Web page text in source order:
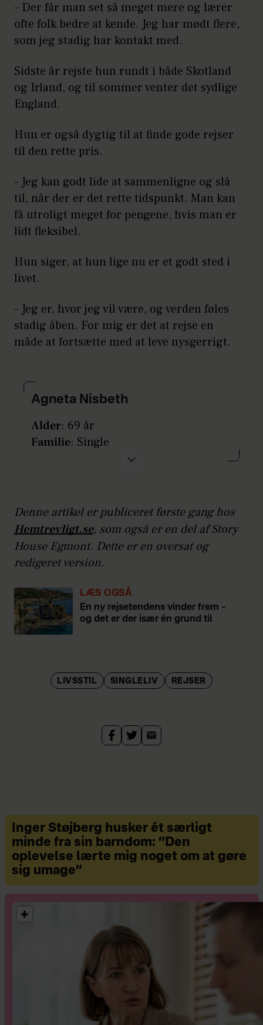
– Der får man set så meget mere og lærer
ofte folk bedre at kende. Jeg har mødt flere,
som jeg stadig har kontakt med.
Sidste år rejste hun rundt i både Skotland
og Irland, og til sommer venter det sydlige
England.
Hun er også dygtig til at finde gode rejser
til den rette pris.
– Jeg kan godt lide at sammenligne og slå
til, når der er det rette tidspunkt. Man kan
få utroligt meget for pengene, hvis man er
lidt fleksibel.
Hun siger, at hun lige nu er et godt sted i
livet.
– Jeg er, hvor jeg vil være, og verden føles
stadig åben. For mig er det at rejse en
måde at fortsætte med at leve nysgerrigt.
Agneta Nisbeth
Alder: 69 år
Familie: Single
: Uppsala i Sverige
Denne artikel er publiceret første gang hos
Hemtrevligt.se, som også er en del af Story
House Egmont. Dette er en oversat og
redigeret version.
LÆS OGSÅ
En ny rejsetendens vinder frem –
og det er der især én grund til
LIVSSTIL SINGLELIV REJSER
Inger Støjberg husker ét særligt
minde fra sin barndom: ”Den
oplevelse lærte mig noget om at gøre
sig umage”